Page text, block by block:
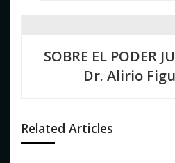
n
d
SOBRE EL PODER
Dr. Alirio
Related Articles